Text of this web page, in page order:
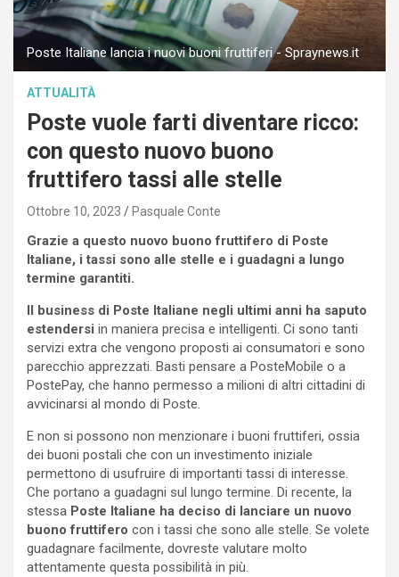
Poste Italiane lancia i nuovi buoni fruttiferi - Spraynews.it
ATTUALITÀ
Poste vuole farti diventare ricco:
con questo nuovo buono
fruttifero tassi alle stelle
Ottobre 10, 2023 Pasquale Conte
Grazie a questo nuovo buono fruttifero di Poste
Italiane, i tassi sono alle stelle e i guadagni a lungo
termine garantiti.
Il business di Poste Italiane negli ultimi anni ha saputo
estendersi in maniera precisa e intelligenti. Ci sono tanti
servizi extra che vengono proposti ai consumatori e sono
parecchio apprezzati. Basti pensare a PosteMobile o a
PostePay, che hanno permesso a milioni di altri cittadini di
avvicinarsi al mondo di Poste.
E non si possono non menzionare i buoni fruttiferi, ossia
dei buoni postali che con un investimento iniziale
permettono di usufruire di importanti tassi di interesse.
Che portano a guadagni sul lungo termine. Di recente, la
stessa Poste Italiane ha deciso di lanciare un nuovo
buono fruttifero con i tassi che sono alle stelle. Se volete
guadagnare facilmente, dovreste valutare molto
attentamente questa possibilità in più.